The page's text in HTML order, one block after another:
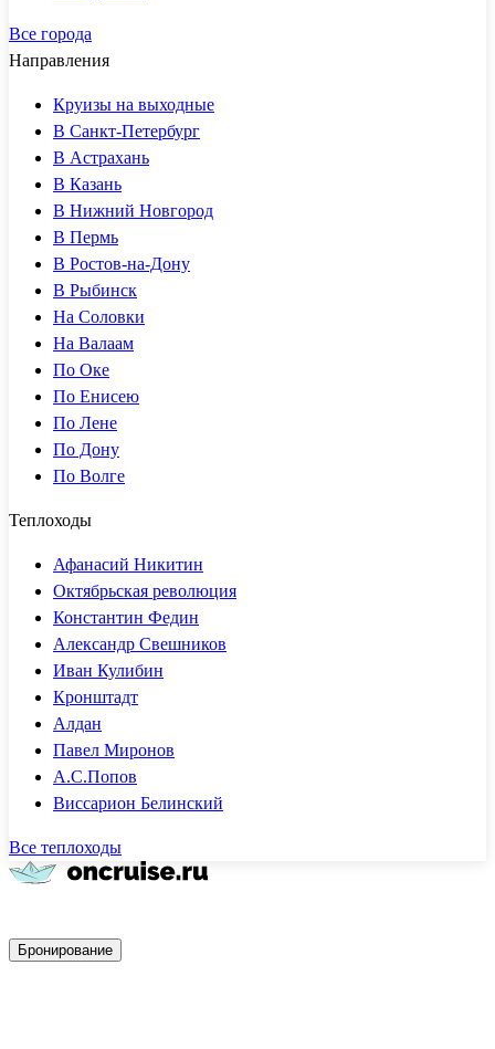
Все города
Направления
Круизы на выходные
В Санкт-Петербург
В Астрахань
В Казань
В Нижний Новгород
В Пермь
В Ростов-на-Дону
В Рыбинск
На Соловки
На Валаам
По Оке
По Енисею
По Лене
По Дону
По Волге
Теплоходы
Афанасий Никитин
Октябрьская революция
Константин Федин
Александр Свешников
Иван Кулибин
Кронштадт
Алдан
Павел Миронов
А.С.Попов
Виссарион Белинский
Все теплоходы
Бронирование